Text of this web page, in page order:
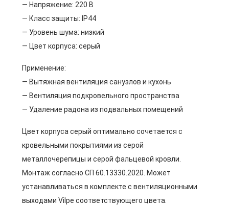
— Напряжение: 220 В
— Класс защиты: IP44
— Уровень шума: низкий
— Цвет корпуса: серый
Применение:
— Вытяжная вентиляция санузлов и кухонь
— Вентиляция подкровельного пространства
— Удаление радона из подвальных помещений
Цвет корпуса серый оптимально сочетается с
кровельными покрытиями из серой
металлочерепицы и серой фальцевой кровли.
Монтаж согласно СП 60.13330.2020. Может
устанавливаться в комплекте с вентиляционными
выходами Vilpe соответствующего цвета.